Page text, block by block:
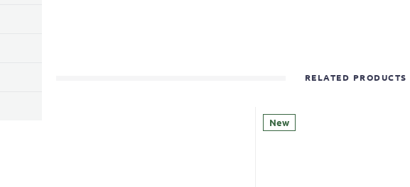
RELATED PRODUCTS
New